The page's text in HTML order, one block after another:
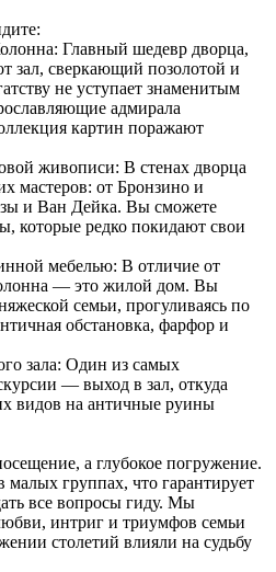
Главный шедевр дворца,
зал, сверкающий позолотой и
не уступает знаменитым
адмирала
картин поражают
живописи: В стенах дворца
мастеров: от Бронзино и
и Ван Дейка. Вы сможете
которые редко покидают свои
мебелью: В отличие от
— это жилой дом. Вы
семьи, прогуливаясь по
обстановка, фарфор и
зала: Один из самых
— выход в зал, откуда
видов на античные руины
а глубокое погружение.
группах, что гарантирует
все вопросы гиду. Мы
интриг и триумфов семьи
столетий влияли на судьбу